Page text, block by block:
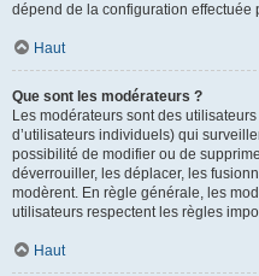
dépend de la configuration effectuée
Haut
Que sont les modérateurs ?
Les modérateurs sont des
d’utilisateurs individuels) qui
possibilité de modifier ou de
déverrouiller, les déplacer, les
modèrent. En règle générale, les
utilisateurs respectent les règles
Haut